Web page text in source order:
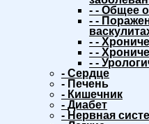
- - Общее о
- -
- -
- -
- -
- Сердце
- Печень
- Кишечник
- Диабет
- Нервная